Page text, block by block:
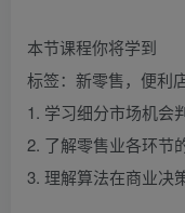
本节课程你将学到
标签：新零售，便利
1. 学习细分市场机会
2. 了解零售业各环节
3. 理解算法在商业决